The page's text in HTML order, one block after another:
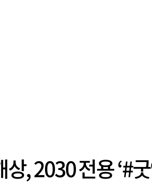
, 2030 전용 ‘#